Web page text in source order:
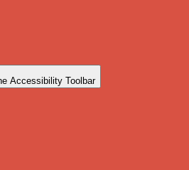
Accessibility Toolbar